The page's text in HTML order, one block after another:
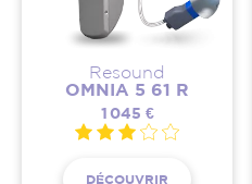
Resound
OMNIA 5 61 R
1 045 €
DÉCOUVRIR